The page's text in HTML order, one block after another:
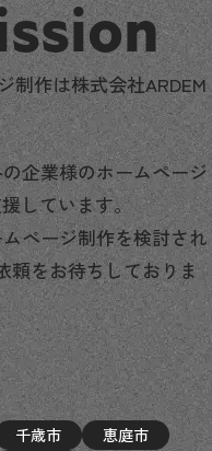
制作は株式会社ARDEM
企業様のホームページ
しています。
ページ制作を検討され
頼をお待ちしておりま
千歳市
恵庭市